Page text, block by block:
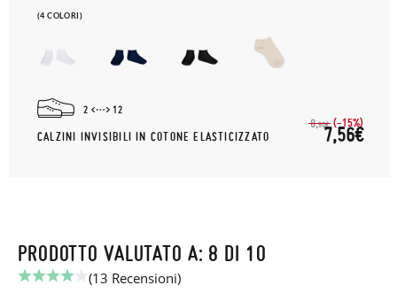
(4 COLORI)
2 12
CALZINI INVISIBILI IN COTONE ELASTICIZZATO
8,90€ (-15%)
7,56€
PRODOTTO VALUTATO A: 8 DI 10
(13 Recensioni)